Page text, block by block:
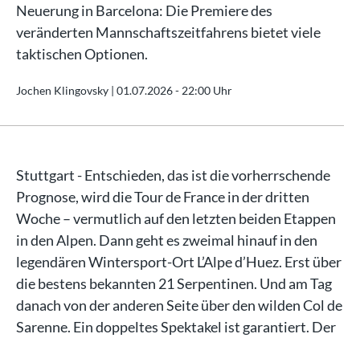
Neuerung in Barcelona: Die Premiere des
veränderten Mannschaftszeitfahrens bietet viele
taktischen Optionen.
Jochen Klingovsky | 01.07.2026 - 22:00 Uhr
Stuttgart - Entschieden, das ist die vorherrschende
Prognose, wird die Tour de France in der dritten
Woche – vermutlich auf den letzten beiden Etappen
in den Alpen. Dann geht es zweimal hinauf in den
legendären Wintersport-Ort L’Alpe d’Huez. Erst über
die bestens bekannten 21 Serpentinen. Und am Tag
danach von der anderen Seite über den wilden Col de
Sarenne. Ein doppeltes Spektakel ist garantiert. Der